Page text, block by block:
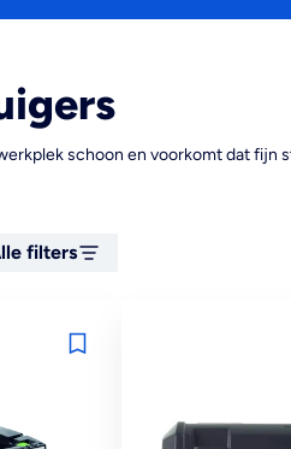
schoon en voorkomt dat fijn
filters